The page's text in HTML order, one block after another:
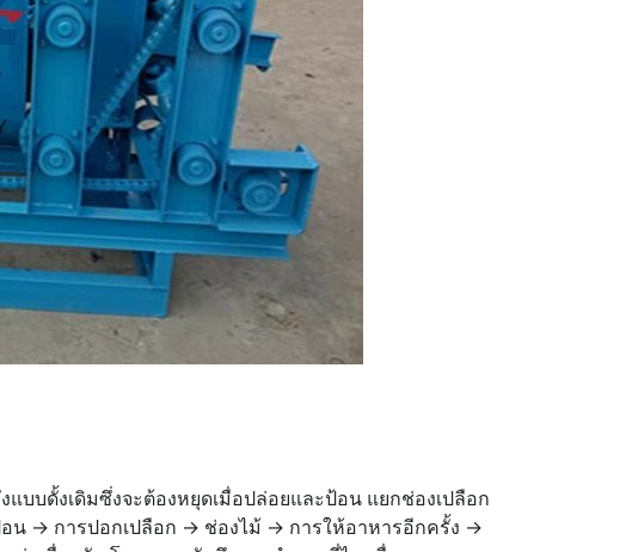
บบดั้งเดิมซึ่งจะต้องหยุดเมื่อปล่อยและป้อน แยกช่องเปลือก
น → การปอกเปลือก → ช่องไม้ → การให้อาหารอีกครั้ง →